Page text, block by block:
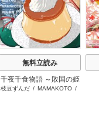
無料立読み
千夜千食物語 ～敗国の姫
ですが氷の皇子殿下がど
枝豆ずんだ/ MAMAKOTO/